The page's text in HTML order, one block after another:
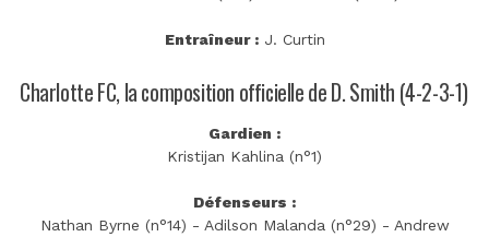
Entraîneur :J. Curtin
Charlotte FC, la composition officielle de D. Smith (4-2-3-1)
Gardien :
Kristijan Kahlina (n°1)
Défenseurs :
Nathan Byrne (n°14) - Adilson Malanda (n°29) - Andrew